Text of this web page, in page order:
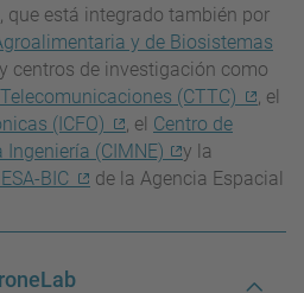
que está integrado también por
y de Biosistemas
y centros de investigación como
(CTTC)
, el
(ICFO)
, el Centro de
(CIMNE)
y la
BIC
de la Agencia Espacial